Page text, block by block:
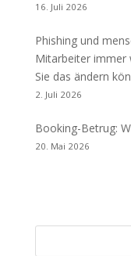
16. Juli 2026
Phishing und
Mitarbeiter immer
Sie das ändern
2. Juli 2026
Booking-Betrug:
20. Mai 2026